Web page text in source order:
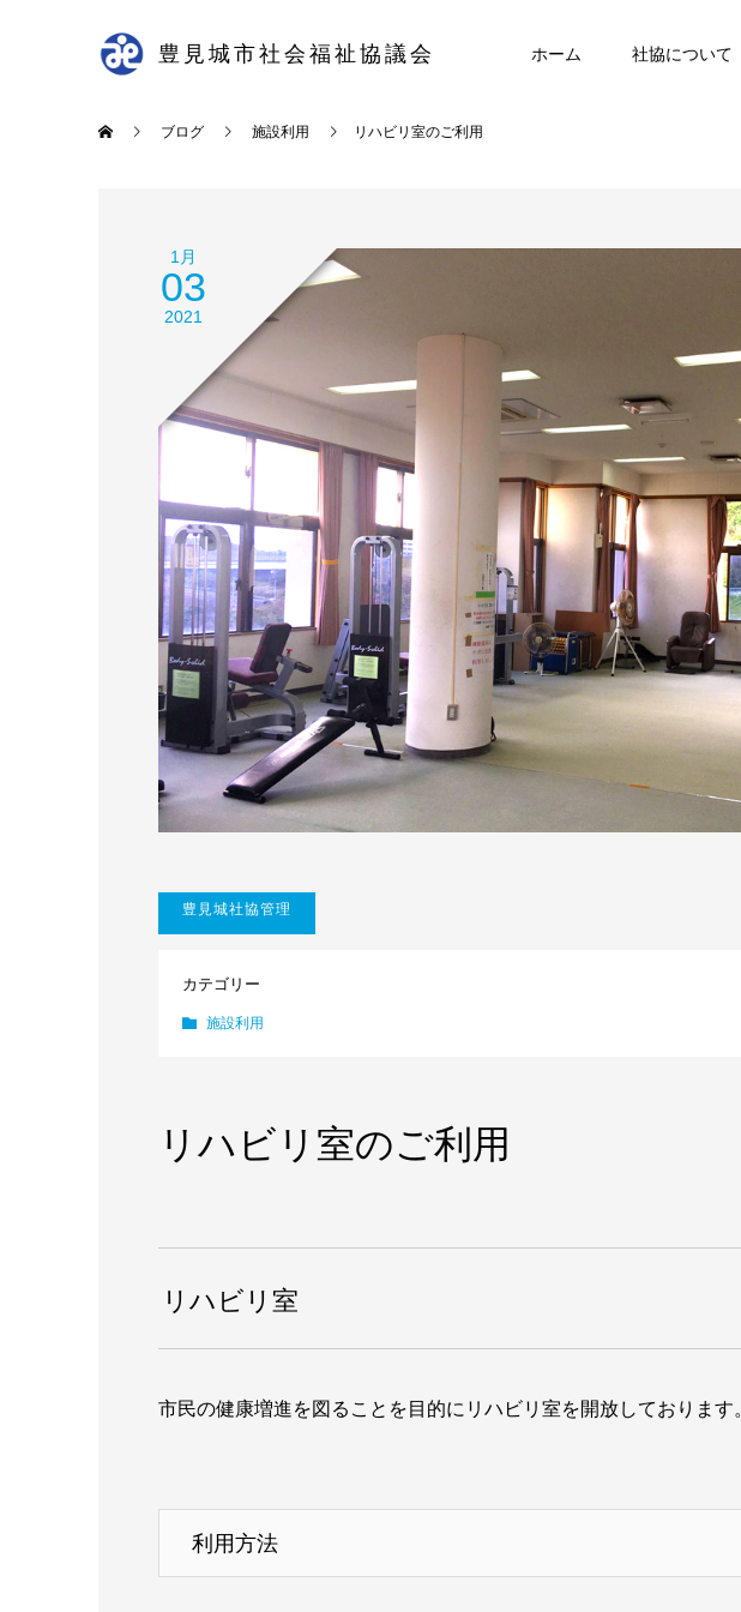
豊見城市社会福祉協議会 ホーム 社協について
ブログ 施設利用 リハビリ室のご利用
1月
03
2021
豊見城社協管理
カテゴリー
施設利用
リハビリ室のご利用
リハビリ室
市民の健康増進を図ることを目的にリハビリ室を開放しております。
利用方法